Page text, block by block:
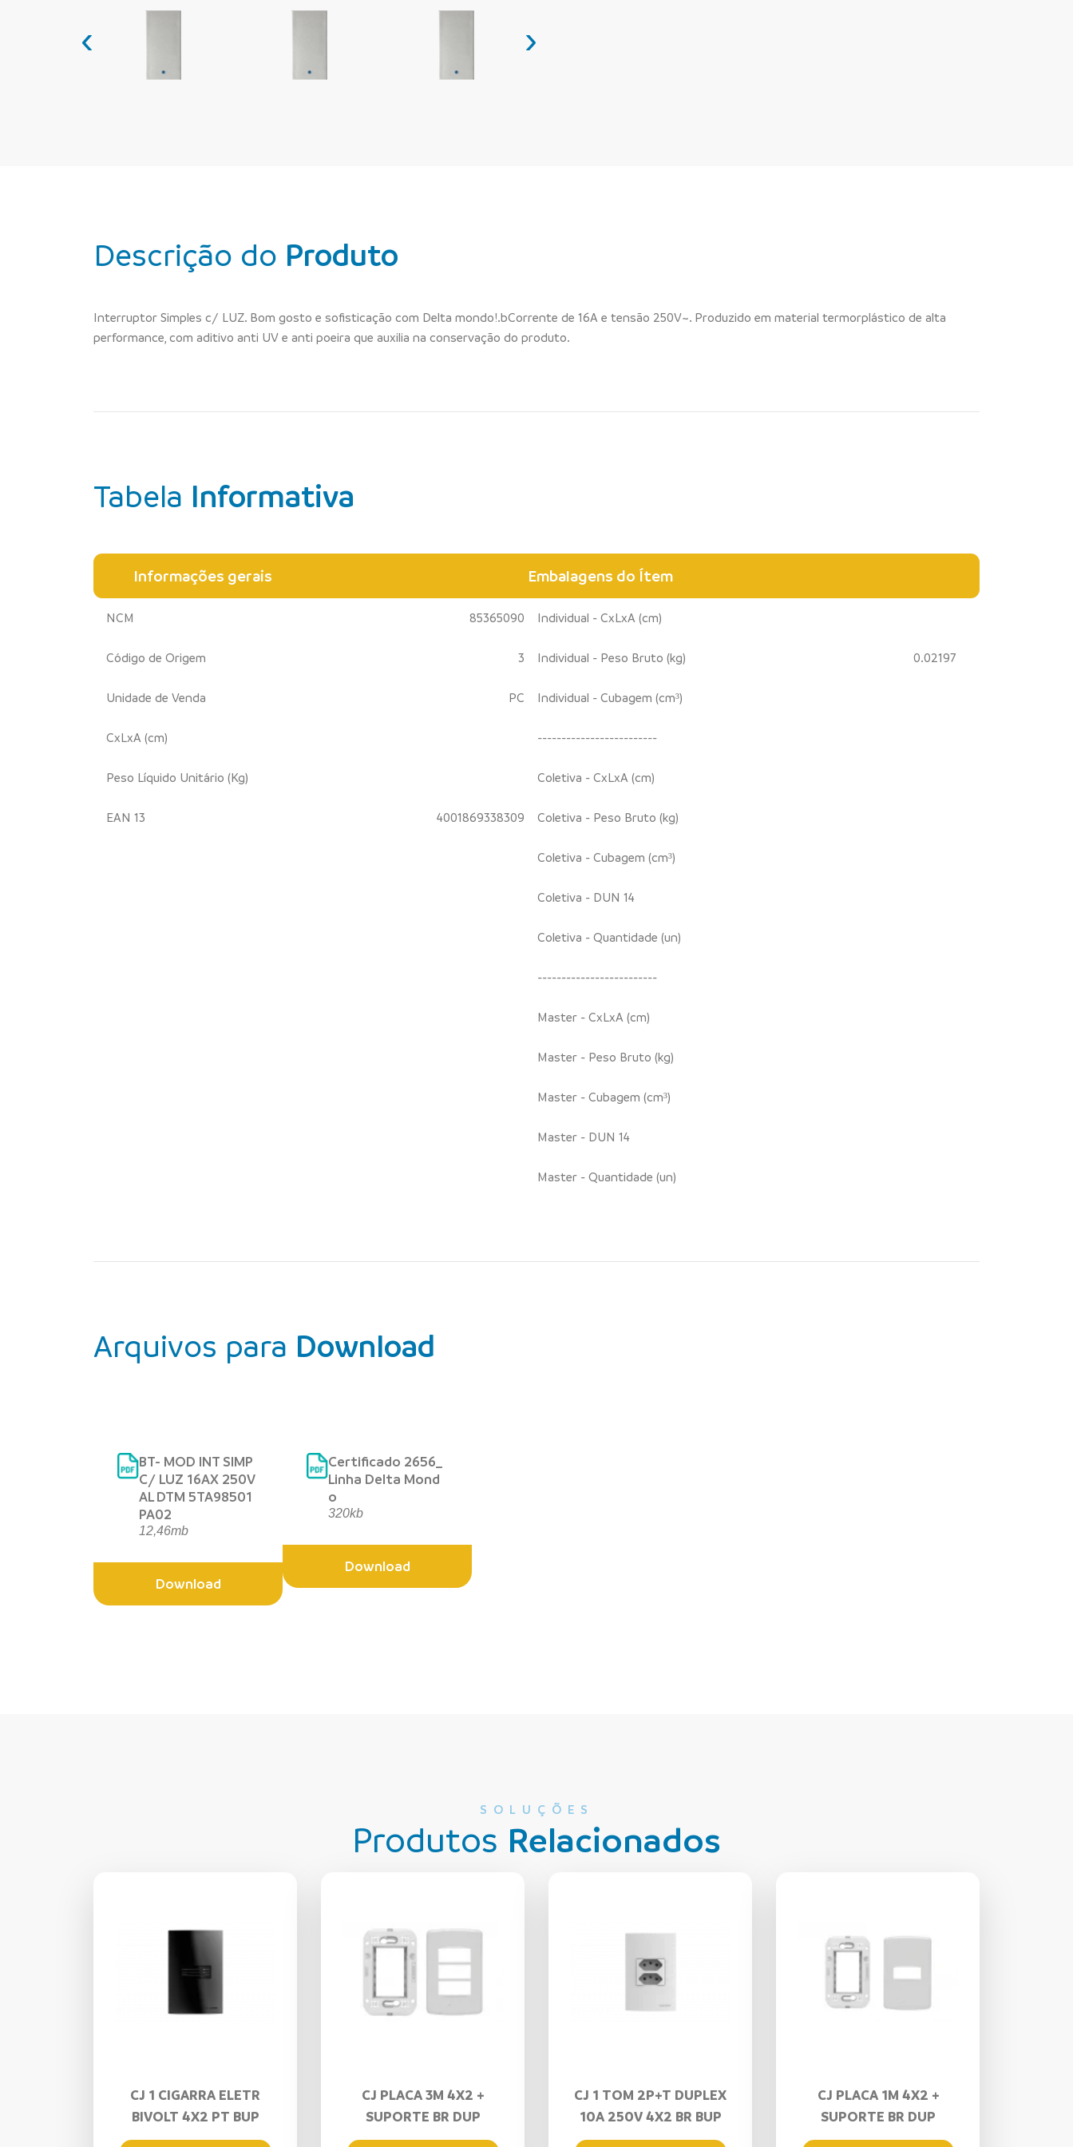
‹ ›
Descrição do Produto
Interruptor Simples c/ LUZ. Bom gosto e sofisticação com Delta mondo!.bCorrente de 16A e tensão 250V~. Produzido em material termorplástico de alta
performance, com aditivo anti UV e anti poeira que auxilia na conservação do produto.
Tabela Informativa
Informações gerais Embalagens do Ítem
NCM 85365090
Código de Origem 3
Unidade de Venda PC
CxLxA (cm)
Peso Líquido Unitário (Kg)
EAN 13 4001869338309
Individual - CxLxA (cm)
Individual - Peso Bruto (kg) 0.02197
Individual - Cubagem (cm³)
-------------------------
Coletiva - CxLxA (cm)
Coletiva - Peso Bruto (kg)
Coletiva - Cubagem (cm³)
Coletiva - DUN 14
Coletiva - Quantidade (un)
-------------------------
Master - CxLxA (cm)
Master - Peso Bruto (kg)
Master - Cubagem (cm³)
Master - DUN 14
Master - Quantidade (un)
Arquivos para Download
BT- MOD INT SIMP
C/ LUZ 16AX 250V
AL DTM 5TA98501
PA02
12,46mb
Download
Certificado 2656_
Linha Delta Mond
o
320kb
Download
SOLUÇÕES
Produtos Relacionados
CJ 1 CIGARRA ELETR
BIVOLT 4X2 PT BUP
CJ PLACA 3M 4X2 +
SUPORTE BR DUP
CJ 1 TOM 2P+T DUPLEX
10A 250V 4X2 BR BUP
CJ PLACA 1M 4X2 +
SUPORTE BR DUP